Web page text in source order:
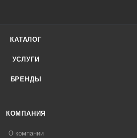
КАТАЛОГ
УСЛУГИ
БРЕНДЫ
КОМПАНИЯ
О компании